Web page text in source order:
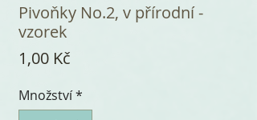
Pivoňky No.2, v přírodní -
vzorek
1,00 Kč
Množství*